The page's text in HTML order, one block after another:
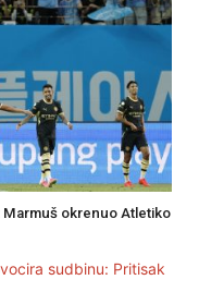
Marmuš okrenuo Atletiko